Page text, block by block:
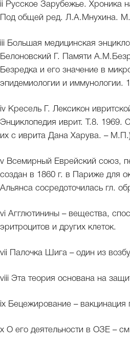
ii Русское Зарубежье. Хроника
Под общей ред. Л.А.Мнухина.
iii Большая медицинская
Белоновский Г. Памяти
Безредка и его значение в
эпидемиологии и иммунологии.
iv Кресель Г. Лексикон
Энциклопедия иврит. Т.8. 1969.
их с иврита Дана Харува. –
v Всемирный Еврейский союз,
создан в 1860 г. в Париже для
Альянса сосредоточилась гл.
vi Агглютинины – вещества,
эритроцитов и других клеток.
vii Палочка Шига – один из
viii Эта теория основана на
ix Бецежирование – вакцинация
x О его деятельности в ОЗЕ –